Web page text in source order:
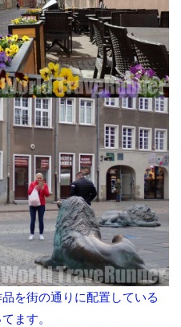
を街の通りに配置している
ます。